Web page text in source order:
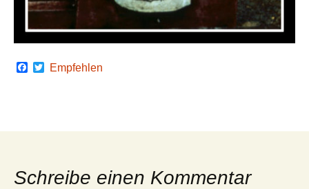
F
o
T
r
Empfehlen
Schreibe einen Kommentar